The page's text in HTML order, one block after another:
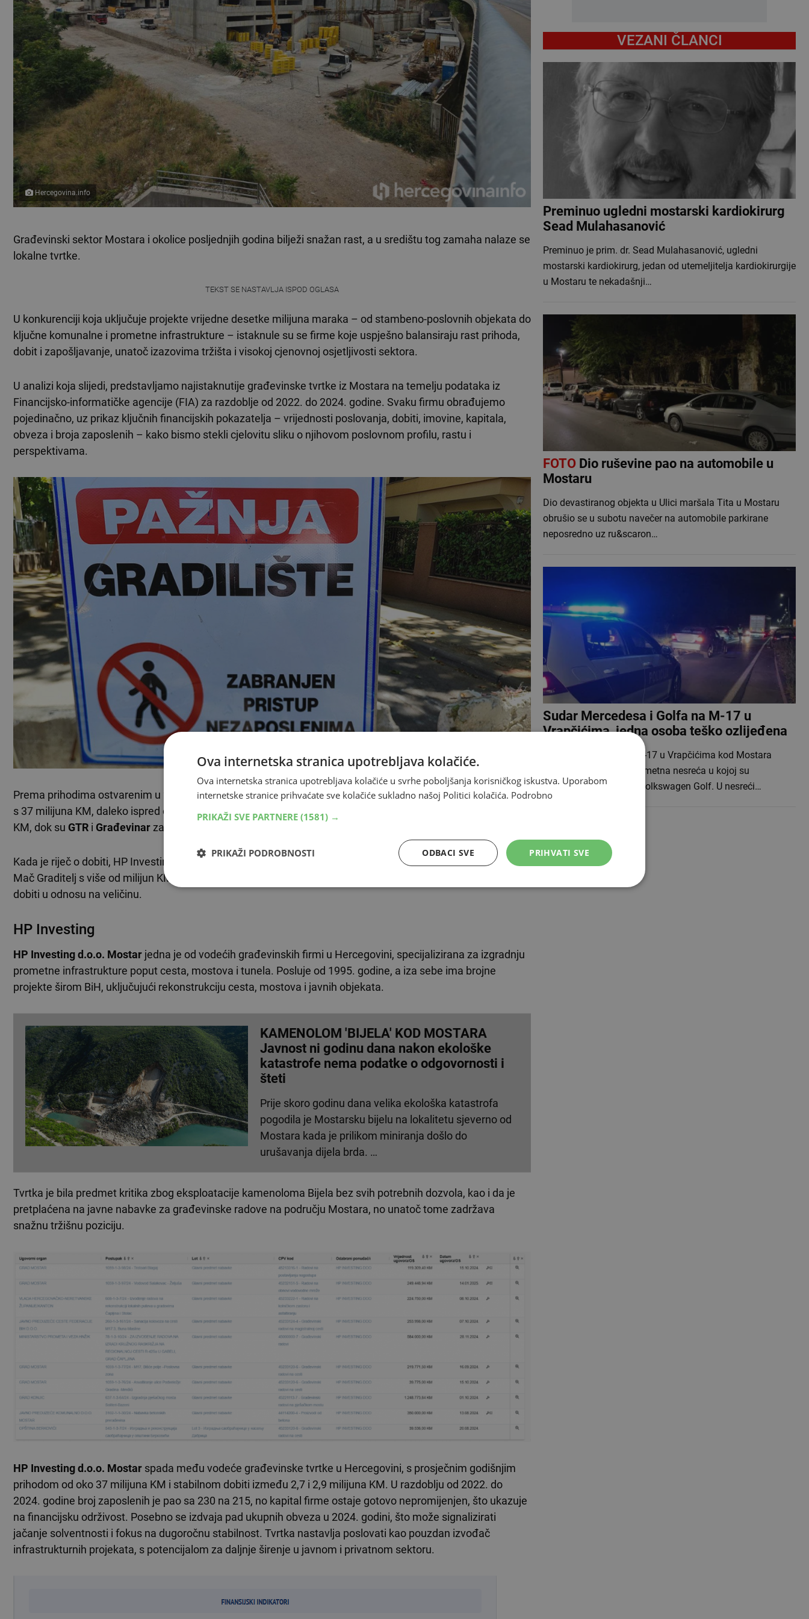
Hercegovina.info
Građevinski sektor Mostara i okolice posljednjih godina bilježi snažan rast, a u središtu tog zamaha nalaze se
lokalne tvrtke.
TEKST SE NASTAVLJA ISPOD OGLASA
U konkurenciji koja uključuje projekte vrijedne desetke milijuna maraka – od stambeno-poslovnih objekata do
ključne komunalne i prometne infrastrukture – istaknule su se firme koje uspješno balansiraju rast prihoda,
dobit i zapošljavanje, unatoč izazovima tržišta i visokoj cjenovnoj osjetljivosti sektora.
U analizi koja slijedi, predstavljamo najistaknutije građevinske tvrtke iz Mostara na temelju podataka iz
Financijsko-informatičke agencije (FIA) za razdoblje od 2022. do 2024. godine. Svaku firmu obrađujemo
pojedinačno, uz prikaz ključnih financijskih pokazatelja – vrijednosti poslovanja, dobiti, imovine, kapitala,
obveza i broja zaposlenih – kako bismo stekli cjelovitu sliku o njihovom poslovnom profilu, rastu i
perspektivama.
Prema prihodima ostvarenim u 2024. godini, najuspješnija građevinska firma u Mostaru bila jeHP Investing
s 37 milijuna KM, daleko ispred ostalih. Slijede PromarkiIzgradnja Tojaga
KM, dok su GTR i Građevinar zaokružili top 5 s 8,7 odnosno 6 milijuna KM.
Kada je riječ o dobiti, HP Investing također prednjači s gotovo 2,83 milijuna KM, a odmah iza njega su Tojaga i
Mač Graditelj s više od milijun KM dobiti. Male firme poput
dobiti u odnosu na veličinu.
HP Investing
HP Investing d.o.o. Mostar jedna je od vodećih građevinskih firmi u Hercegovini, specijalizirana za izgradnju
prometne infrastrukture poput cesta, mostova i tunela. Posluje od 1995. godine, a iza sebe ima brojne
projekte širom BiH, uključujući rekonstrukciju cesta, mostova i javnih objekata.
KAMENOLOM 'BIJELA' KOD MOSTARA
Javnost ni godinu dana nakon ekološke
katastrofe nema podatke o odgovornosti i
šteti
Prije skoro godinu dana velika ekološka katastrofa
pogodila je Mostarsku bijelu na lokalitetu sjeverno od
Mostara kada je prilikom miniranja došlo do
urušavanja dijela brda. …
Tvrtka je bila predmet kritika zbog eksploatacije kamenoloma Bijela bez svih potrebnih dozvola, kao i da je
pretplaćena na javne nabavke za građevinske radove na području Mostara, no unatoč tome zadržava
snažnu tržišnu poziciju.
HP Investing d.o.o. Mostar spada među vodeće građevinske tvrtke u Hercegovini, s prosječnim godišnjim
prihodom od oko 37 milijuna KM i stabilnom dobiti između 2,7 i 2,9 milijuna KM. U razdoblju od 2022. do
2024. godine broj zaposlenih je pao sa 230 na 215, no kapital firme ostaje gotovo nepromijenjen, što ukazuje
na financijsku održivost. Posebno se izdvaja pad ukupnih obveza u 2024. godini, što može signalizirati
jačanje solventnosti i fokus na dugoročnu stabilnost. Tvrtka nastavlja poslovati kao pouzdan izvođač
infrastrukturnih projekata, s potencijalom za daljnje širenje u javnom i privatnom sektoru.
VEZANI ČLANCI
Preminuo ugledni mostarski kardiokirurg
Sead Mulahasanović
Preminuo je prim. dr. Sead Mulahasanović, ugledni
mostarski kardiokirurg, jedan od utemeljitelja kardiokirurgije
u Mostaru te nekadašnji…
FOTODio ruševine pao na automobile u
Mostaru
Dio devastiranog objekta u Ulici maršala Tita u Mostaru
obrušio se u subotu navečer na automobile parkirane
neposredno uz ru&scaron…
Sudar Mercedesa i Golfa na M-17 u
Vrapčićima, jedna osoba teško ozlijeđena
Na magistralnoj cesti M-17 u Vrapčićima kod Mostara
večeras se dogodila prometna nesreća u kojoj su
sudjelovali Mercedes i Volkswagen Golf. U nesreći…
Ova internetska stranica upotrebljava kolačiće.
Ova internetska stranica upotrebljava kolačiće u svrhe poboljšanja korisničkog iskustva. Uporabom
internetske stranice prihvaćate sve kolačiće sukladno našoj Politici kolačića. Podrobno
PRIKAŽI SVE PARTNERE (1581) →
PRIHVATI SVE
ODBACI SVE
PRIKAŽI PODROBNOSTI